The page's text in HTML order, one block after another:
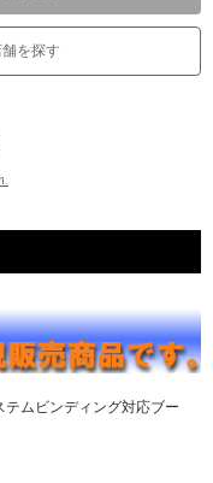
を探す
テムビンディング対応ブー